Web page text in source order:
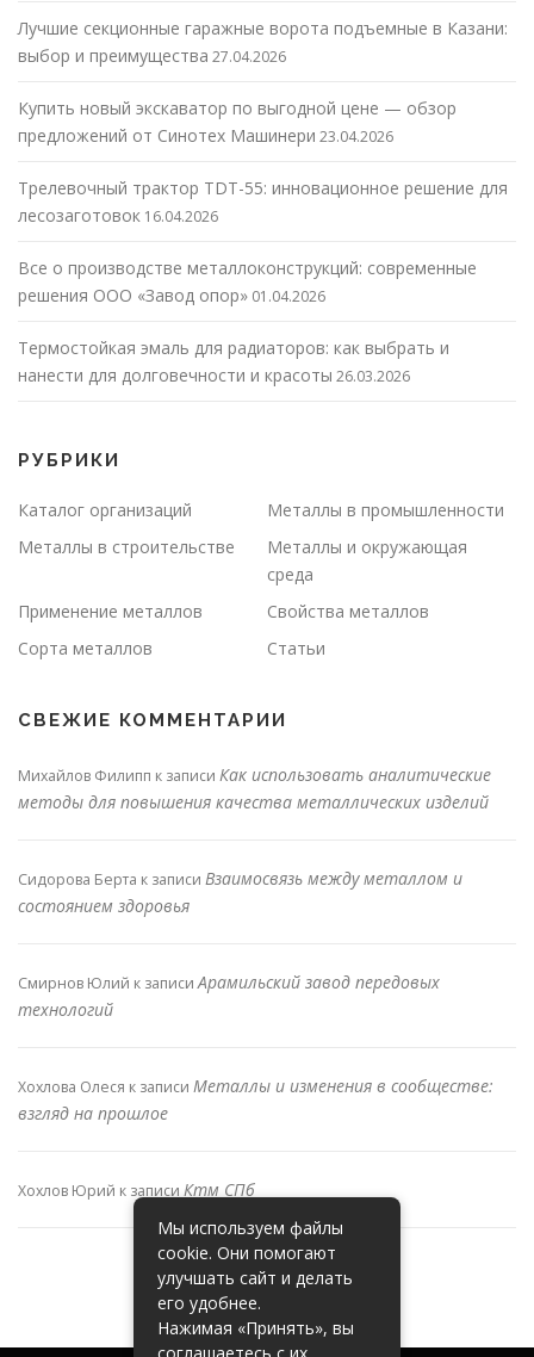
Лучшие секционные гаражные ворота подъемные в Казани:
выбор и преимущества 27.04.2026
Купить новый экскаватор по выгодной цене — обзор
предложений от Синотех Машинери 23.04.2026
Трелевочный трактор TDT-55: инновационное решение для
лесозаготовок 16.04.2026
Все о производстве металлоконструкций: современные
решения ООО «Завод опор» 01.04.2026
Термостойкая эмаль для радиаторов: как выбрать и
нанести для долговечности и красоты 26.03.2026
РУБРИКИ
Каталог организаций
Металлы в промышленности
Металлы в строительстве
Металлы и окружающая
среда
Применение металлов
Свойства металлов
Сорта металлов
Статьи
СВЕЖИЕ КОММЕНТАРИИ
Михайлов Филипп к записи Как использовать аналитические
методы для повышения качества металлических изделий
Сидорова Берта к записи Взаимосвязь между металлом и
состоянием здоровья
Смирнов Юлий к записиАрамильский завод передовых
технологий
Хохлова Олеся к записи Металлы и изменения в сообществе:
взгляд на прошлое
Хохлов Юрий к записи Ктм СПб
Мы используем файлы
cookie. Они помогают
улучшать сайт и делать
его удобнее.
Нажимая «Принять», вы